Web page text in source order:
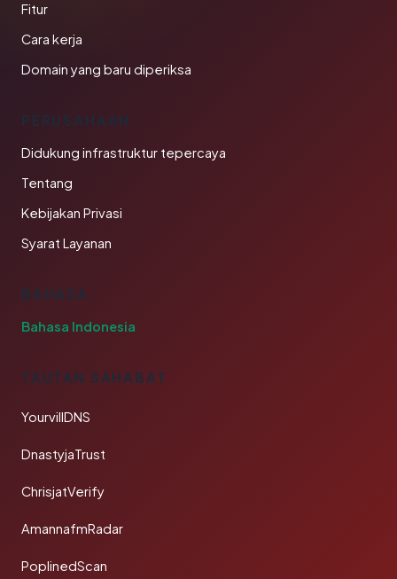
Fitur
Cara kerja
Domain yang baru diperiksa
PERUSAHAAN
Didukung infrastruktur tepercaya
Tentang
Kebijakan Privasi
Syarat Layanan
BAHASA
Bahasa Indonesia
TAUTAN SAHABAT
YourvillDNS
DnastyjaTrust
ChrisjatVerify
AmannafmRadar
PoplinedScan